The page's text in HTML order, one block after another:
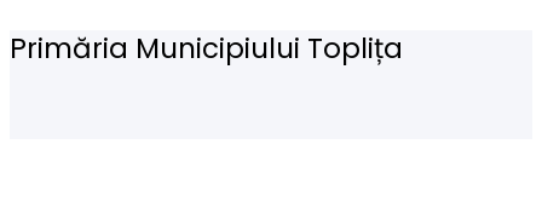
Primăria Municipiului Toplița